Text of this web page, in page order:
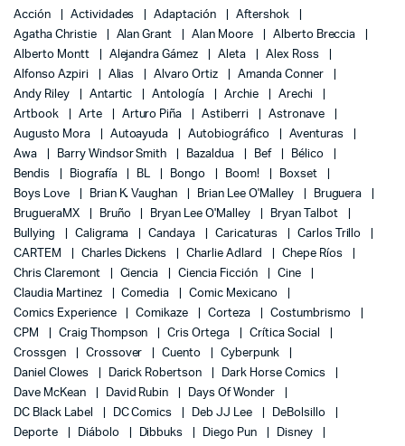
Acción Actividades Adaptación
Aftershok
Agatha Christie
Alan Grant Alan Moore
Alberto Breccia
Alberto Montt
Alejandra Gámez Aleta
Alex Ross
Alfonso Azpiri
Alias Alvaro Ortiz
Amanda Conner
Andy Riley
Antartic Antología Archie
Arechi
Artbook
Arte Arturo Piña Astiberri
Astronave
Augusto Mora
Autoayuda Autobiográfico
Aventuras
Awa
Barry Windsor Smith Bazaldua Bef
Bélico
Bendis
Biografía BL Bongo Boom!
Boxset
Boys Love
Brian K. Vaughan Brian Lee O'Malley
Bruguera
BrugueraMX
Bruño Bryan Lee O'Malley
Bryan Talbot
Bullying
Caligrama Candaya Caricaturas
Carlos Trillo
CARTEM
Charles Dickens Charlie Adlard
Chepe Ríos
Chris Claremont
Ciencia Ciencia Ficción
Cine
Claudia Martinez
Comedia
Comic Mexicano
Comics Experience
Comikaze Corteza
Costumbrismo
CPM
Craig Thompson Cris Ortega
Crítica Social
Crossgen
Crossover Cuento
Cyberpunk
Daniel Clowes
Darick Robertson
Dark Horse Comics
Dave McKean
David Rubin
Days Of Wonder
DC Black Label
DC Comics Deb JJ Lee
DeBolsillo
Deporte
Diábolo Dibbuks Diego Pun
Disney